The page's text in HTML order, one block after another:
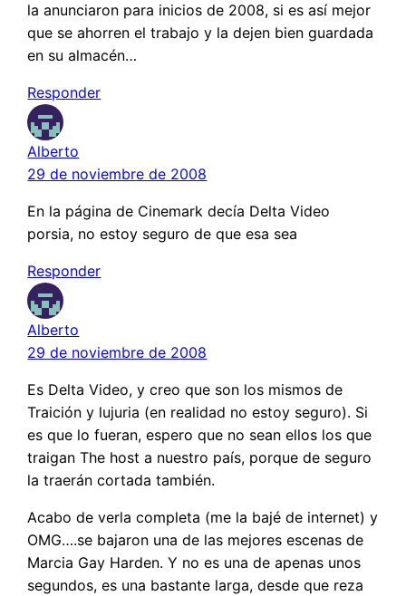
la anunciaron para inicios de 2008, si es así mejor
que se ahorren el trabajo y la dejen bien guardada
en su almacén…
Responder
Alberto
29 de noviembre de 2008
En la página de Cinemark decía Delta Video
porsia, no estoy seguro de que esa sea
Responder
Alberto
29 de noviembre de 2008
Es Delta Video, y creo que son los mismos de
Traición y lujuria (en realidad no estoy seguro). Si
es que lo fueran, espero que no sean ellos los que
traigan The host a nuestro país, porque de seguro
la traerán cortada también.
Acabo de verla completa (me la bajé de internet) y
OMG….se bajaron una de las mejores escenas de
Marcia Gay Harden. Y no es una de apenas unos
segundos, es una bastante larga, desde que reza